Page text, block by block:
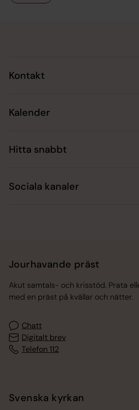
Kontakt
Kalender
Hitta snabbt
Sociala kanaler
Jourhavande präst
Akut samtals- och krisstöd. Prata
med en präst på kvällar och nätter.
Chatt
Digitalt brev
Telefon 112
Svenska kyrkan